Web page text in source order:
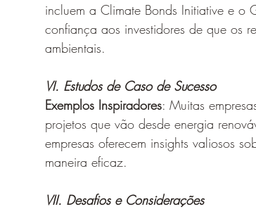
incluem a Climate Bonds Initiative e o
confiança aos investidores de que os
ambientais.
VI. Estudos de Caso de Sucesso
Exemplos Inspiradores: Muitas
projetos que vão desde energia
empresas oferecem insights valiosos
maneira eficaz.
VII. Desafios e Considerações